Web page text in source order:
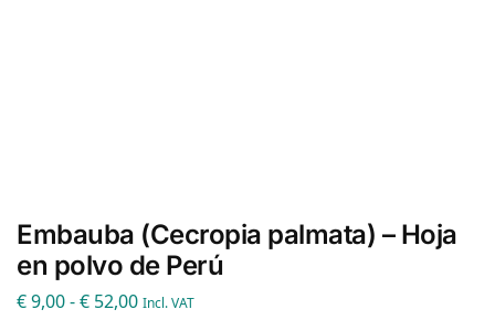
Embauba (Cecropia palmata) – Hoja
en polvo de Perú
€9,00-€ 52,00 Incl. VAT